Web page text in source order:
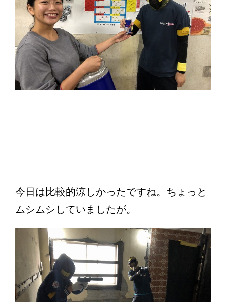
今日は比較的涼しかったですね。ちょっと
ムシムシしていましたが。